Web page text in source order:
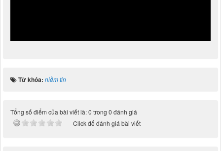
Từ khóa: niềm tin
Tổng số điểm của bài viết là: 0 trong 0 đánh giá
Click để đánh giá bài viết